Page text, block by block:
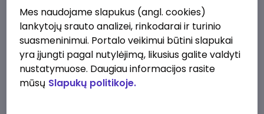
prieš 1 d.
Talent Development Project Manager (fixed
term - 1.5 years)
Mes naudojame slapukus (angl. cookies)
lankytojų srauto analizei, rinkodarai ir turinio
suasmeninimui. Portalo veikimui būtini slapukai
yra įjungti pagal nutylėjimą, likusius galite valdyti
nustatymuose. Daugiau informacijos rasite
mūsų Slapukų politikoje.